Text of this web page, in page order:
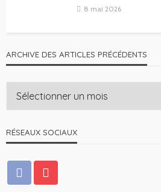
8 mai 2026
ARCHIVE DES ARTICLES PRÉCÉDENTS
RÉSEAUX SOCIAUX